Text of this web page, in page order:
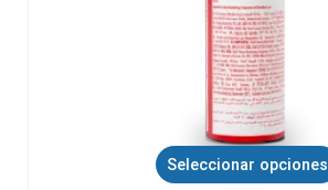
Seleccionar opciones